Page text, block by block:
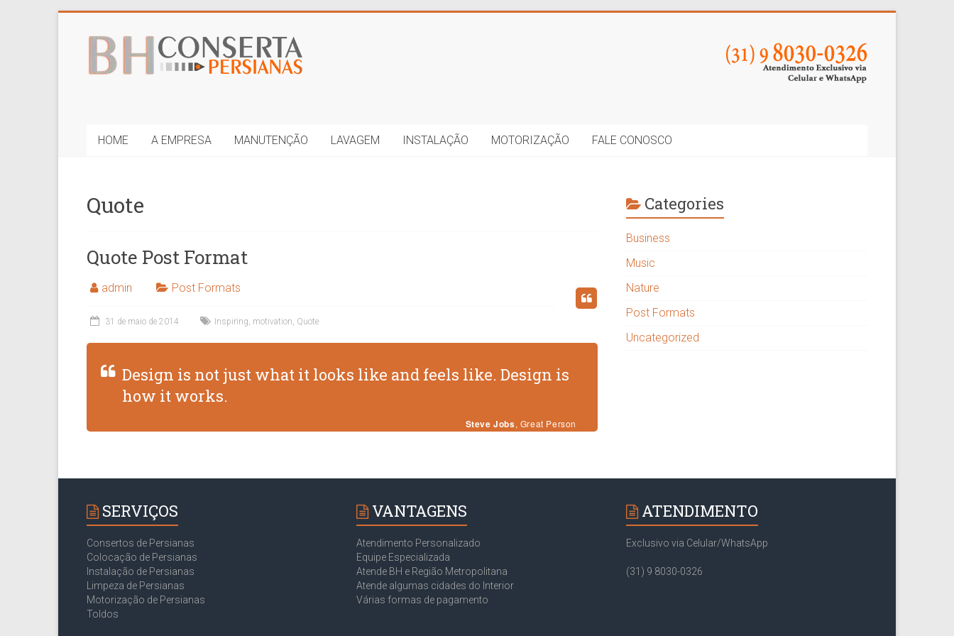
BH
Conserta
HOME A EMPRESA MANUTENÇÃO LAVAGEM INSTALAÇÃO MOTORIZAÇÃO FALE CONOSCO
Quote
Quote Post Format
admin Post Formats
31 de maio de 2014 Inspiring, motivation, Quote
Design is not just what it looks like and feels like. Design is
how it works.
Steve Jobs, Great Person
Categories
Business
Music
Nature
Post Formats
Uncategorized
SERVIÇOS
Consertos de Persianas
Colocação de Persianas
Instalação de Persianas
Limpeza de Persianas
Motorização de Persianas
Toldos
VANTAGENS
Atendimento Personalizado
Equipe Especializada
Atende BH e Região Metropolitana
Atende algumas cidades do Interior
Várias formas de pagamento
ATENDIMENTO
Exclusivo via Celular/WhatsApp
(31) 9 8030-0326